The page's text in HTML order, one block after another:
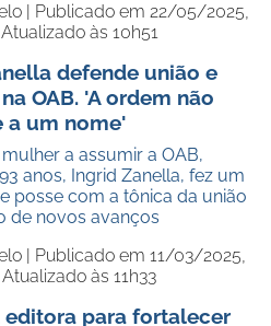
| Publicado em 22/05/2025,
às 10h51
defende união e
OAB. 'A ordem não
a um nome'
a assumir a OAB,
anos, Ingrid Zanella, fez um
posse com a tônica da união
de novos avanços
| Publicado em 11/03/2025,
às 11h33
editora para fortalecer